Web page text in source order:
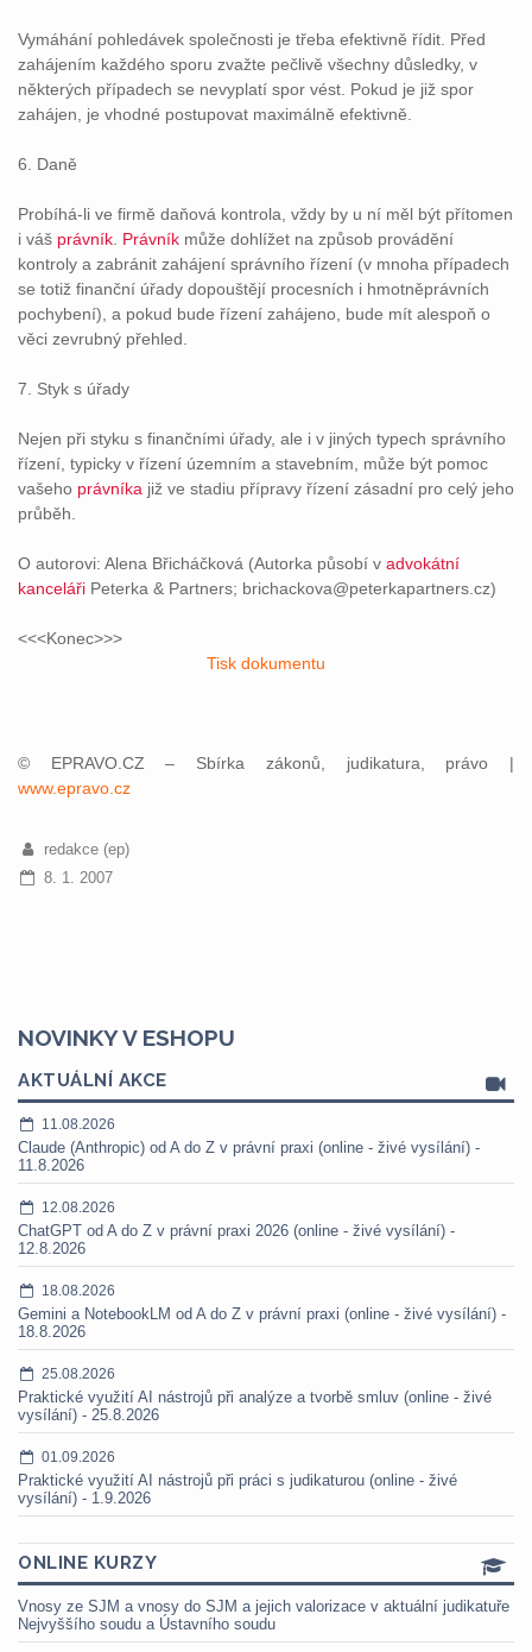
Vymáhání pohledávek společnosti je třeba efektivně řídit. Před
zahájením každého sporu zvažte pečlivě všechny důsledky, v
některých případech se nevyplatí spor vést. Pokud je již spor
zahájen, je vhodné postupovat maximálně efektivně.
6. Daně
Probíhá-li ve firmě daňová kontrola, vždy by u ní měl být přítomen
i váš právník Právník může dohlížet na způsob provádění
kontroly a zabránit zahájení správního řízení (v mnoha případech
se totiž finanční úřady dopouštějí procesních i hmotněprávních
pochybení), a pokud bude řízení zahájeno, bude mít alespoň o
věci zevrubný přehled.
7. Styk s úřady
Nejen při styku s finančními úřady, ale i v jiných typech správního
řízení, typicky v řízení územním a stavebním, může být pomoc
vašeho právníka již ve stadiu přípravy řízení zásadní pro celý jeho
průběh.
O autorovi: Alena Břicháčková (Autorka působí v advokátní
kanceláři Peterka & Partners; brichackova@peterkapartners.cz)
<<<Konec>>>
Tisk dokumentu
© EPRAVO.CZ – Sbírka zákonů, judikatura, právo |
www.epravo.cz
redakce (ep)
8. 1. 2007
NOVINKY V ESHOPU
AKTUÁLNÍ AKCE
11.08.2026
Claude (Anthropic) od A do Z v právní praxi (online - živé vysílání) -
11.8.2026
12.08.2026
ChatGPT od A do Z v právní praxi 2026 (online - živé vysílání) -
12.8.2026
18.08.2026
Gemini a NotebookLM od A do Z v právní praxi (online - živé vysílání) -
18.8.2026
25.08.2026
Praktické využití AI nástrojů při analýze a tvorbě smluv (online - živé
vysílání) - 25.8.2026
01.09.2026
Praktické využití AI nástrojů při práci s judikaturou (online - živé
vysílání) - 1.9.2026
ONLINE KURZY
Vnosy ze SJM a vnosy do SJM a jejich valorizace v aktuální judikatuře
Nejvyššího soudu a Ústavního soudu